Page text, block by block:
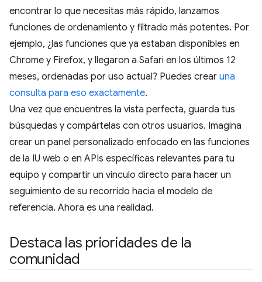
encontrar lo que necesitas más rápido, lanzamos
funciones de ordenamiento y filtrado más potentes. Por
ejemplo, ¿las funciones que ya estaban disponibles en
Chrome y Firefox, y llegaron a Safari en los últimos 12
meses, ordenadas por uso actual? Puedes crear una
consulta para eso exactamente.
Una vez que encuentres la vista perfecta, guarda tus
búsquedas y compártelas con otros usuarios. Imagina
crear un panel personalizado enfocado en las funciones
de la IU web o en APIs específicas relevantes para tu
equipo y compartir un vínculo directo para hacer un
seguimiento de su recorrido hacia el modelo de
referencia. Ahora es una realidad.
Destaca las prioridades de la
comunidad